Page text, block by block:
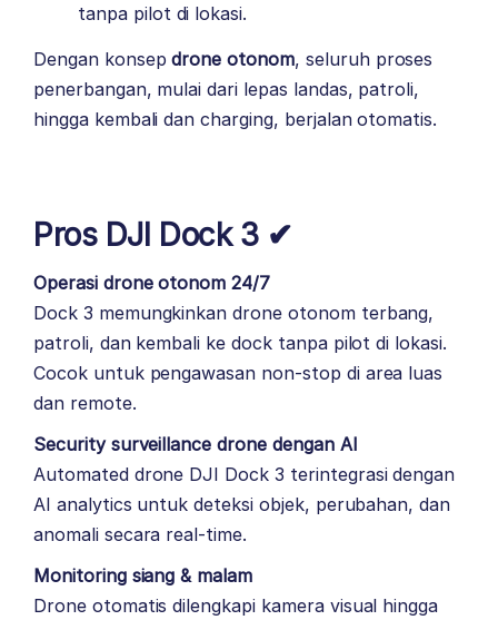
tanpa pilot di lokasi.
Dengan konsepdrone otonom, seluruh proses
penerbangan, mulai dari lepas landas, patroli,
hingga kembali dan charging, berjalan otomatis.
Pros DJI Dock 3 ✔
Operasi drone otonom 24/7
Dock 3 memungkinkan drone otonom terbang,
patroli, dan kembali ke dock tanpa pilot di lokasi.
Cocok untuk pengawasan non-stop di area luas
dan remote.
Security surveillance drone dengan AI
Automated drone DJI Dock 3 terintegrasi dengan
AI analytics untuk deteksi objek, perubahan, dan
anomali secara real-time.
Monitoring siang & malam
Drone otomatis dilengkapi kamera visual hingga